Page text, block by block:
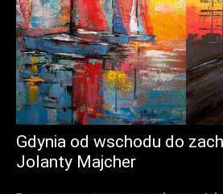
Gdynia od wschodu do
Jolanty Majcher